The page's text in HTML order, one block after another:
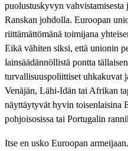
puolustuskyvyn vahvistamisesta
Ranskan johdolla. Euroopan
riittämättömänä toimijana
Eikä vähiten siksi, että unionin
lainsäädännöllistä pontta
turvallisuuspoliittiset uhkakuvat
Venäjän, Lähi-Idän tai Afrikan
näyttäytyvät hyvin toisenlaisina
pohjoisosissa tai Portugalin
Itse en usko Euroopan